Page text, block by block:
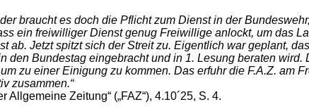
braucht es doch die Pflicht zum Dienst in der
ein freiwilliger Dienst genug Freiwillige anlockt, um das
Jetzt spitzt sich der Streit zu. Eigentlich war geplant,
Bundestag eingebracht und in 1. Lesung beraten
zu einer Einigung zu kommen. Das erfuhr die F.A.Z. am
zusammen.“
Zeitung“ („FAZ“), 4.10´25, S. 4.